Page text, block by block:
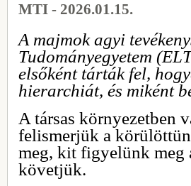
MTI - 2026.01.15.
A majmok agyi
Tudományegyetem
elsőként tárták fel,
hierarchiát, és miként
A társas környezetben
felismerjük a
meg, kit figyelünk meg
követjük.